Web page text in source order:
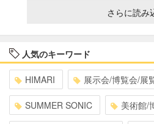
さらに読み
人気のキーワード
HIMARI 展示会/博覧会/展
SUMMER SONIC 美術館/